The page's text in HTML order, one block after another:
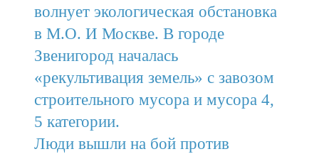
волнует экологическая обстановка
в М.О. И Москве. В городе
Звенигород началась
«рекультивация земель» с завозом
строительного мусора и мусора 4,
5 категории.
Люди вышли на бой против